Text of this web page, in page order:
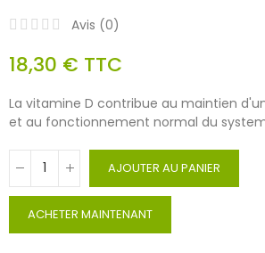
Avis (0)
18,30 € TTC
La vitamine D contribue au maintien
et au fonctionnement normal du
AJOUTER AU PANIER
ACHETER MAINTENANT